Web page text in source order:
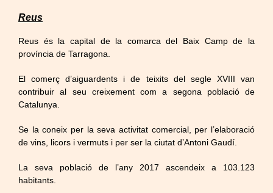
Reus
Reus és la capital de la comarca del Baix Camp de la
província de Tarragona.
El comerç d’aiguardents i de teixits del segle XVIII van
contribuir al seu creixement com a segona població de
Catalunya.
Se la coneix per la seva activitat comercial, per l’elaboració
de vins, licors i vermuts i per ser la ciutat d’Antoni Gaudí.
La seva població de l’any 2017 ascendeix a 103.123
habitants.